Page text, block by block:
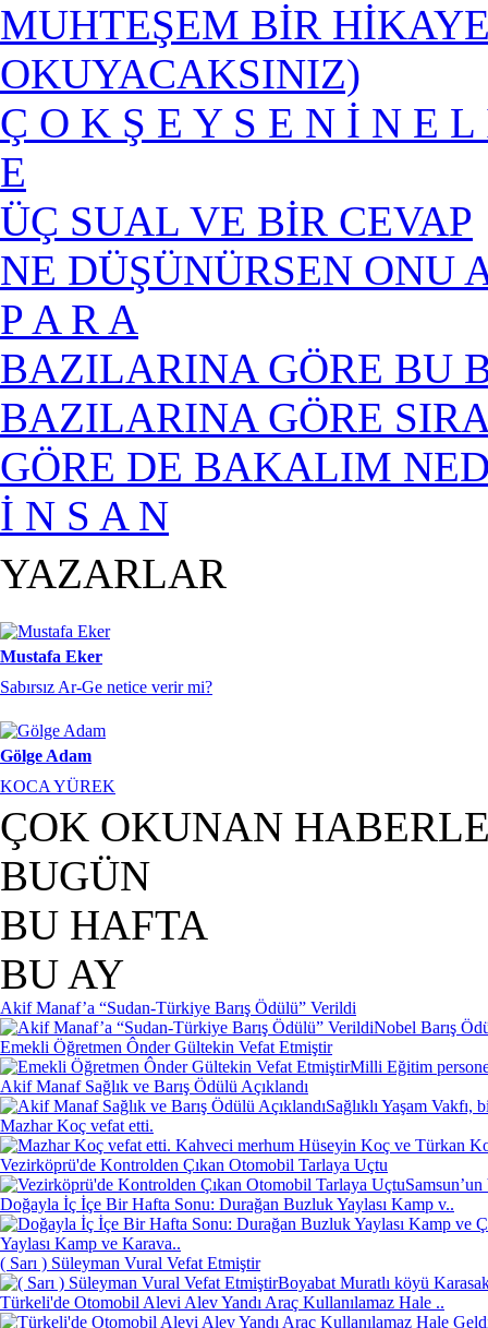
MUHTEŞEM BİR
OKUYACAKSINIZ)
Ç O K Ş E Y S E N İ N E
E
ÜÇ SUAL VE BİR CEVAP
NE DÜŞÜNÜRSEN ONU
P A R A
BAZILARINA GÖRE BU
BAZILARINA GÖRE
GÖRE DE BAKALIM
İ N S A N
YAZARLAR
Mustafa Eker
Sabırsız Ar-Ge netice verir mi?
Gölge Adam
KOCA YÜREK
ÇOK OKUNAN
BUGÜN
BU HAFTA
BU AY
Akif Manaf’a “Sudan-Türkiye Barış Ödülü” Verildi
Nobel Barış
Emekli Öğretmen Ônder Gültekin Vefat Etmiştir
Milli Eğitim
Akif Manaf Sağlık ve Barış Ödülü Açıklandı
Sağlıklı Yaşam Vakfı,
Mazhar Koç vefat etti.
Kahveci merhum Hüseyin Koç ve Türkan
Vezirköprü'de Kontrolden Çıkan Otomobil Tarlaya Uçtu
Doğayla İç İçe Bir Hafta Sonu: Durağan Buzluk Yaylası Kamp v..
Yaylası Kamp ve Karava..
( Sarı ) Süleyman Vural Vefat Etmiştir
Boyabat Muratlı köyü
Türkeli'de Otomobil Alevi Alev Yandı Araç Kullanılamaz Hale ..